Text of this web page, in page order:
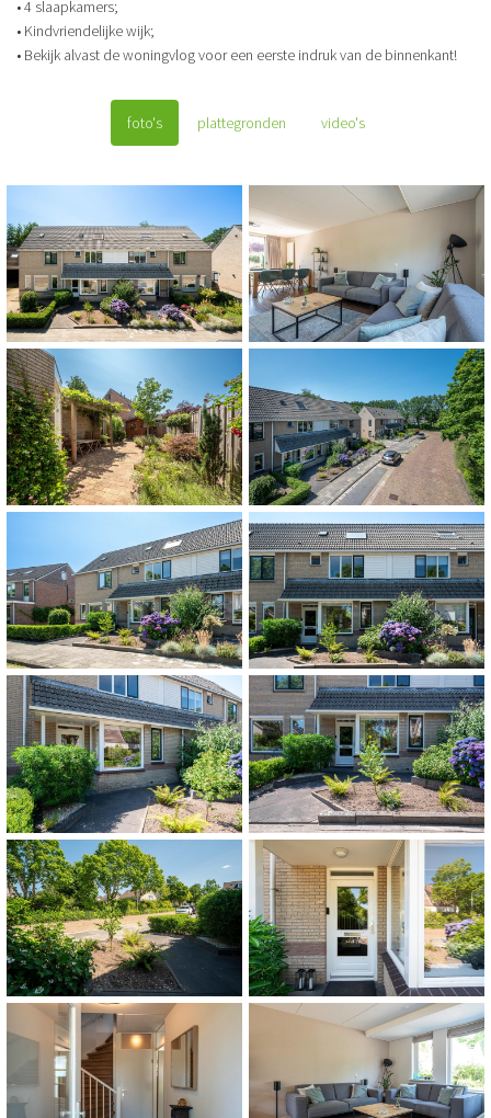
• 4 slaapkamers;
• Kindvriendelijke wijk;
• Bekijk alvast de woningvlog voor een eerste indruk van de binnenkant!
foto's plattegronden video's